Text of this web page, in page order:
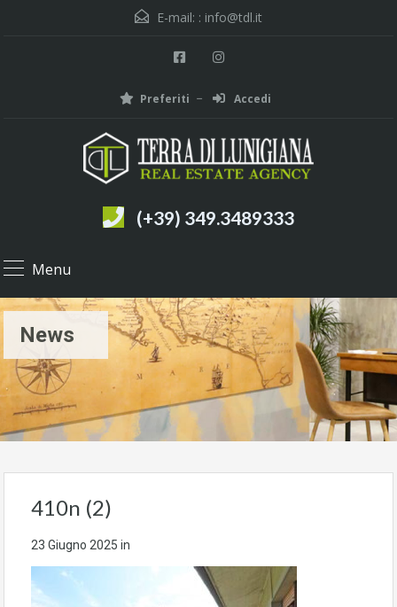
E-mail: : info@tdl.it
Preferiti Accedi
(+39) 349.3489333
Menu
News
410n (2)
23 Giugno 2025 in